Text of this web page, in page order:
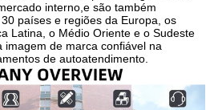
interno,e são também
países e regiões da Europa, os
Latina, o Médio Oriente e o Sudeste
imagem de marca confiável na
de autoatendimento.